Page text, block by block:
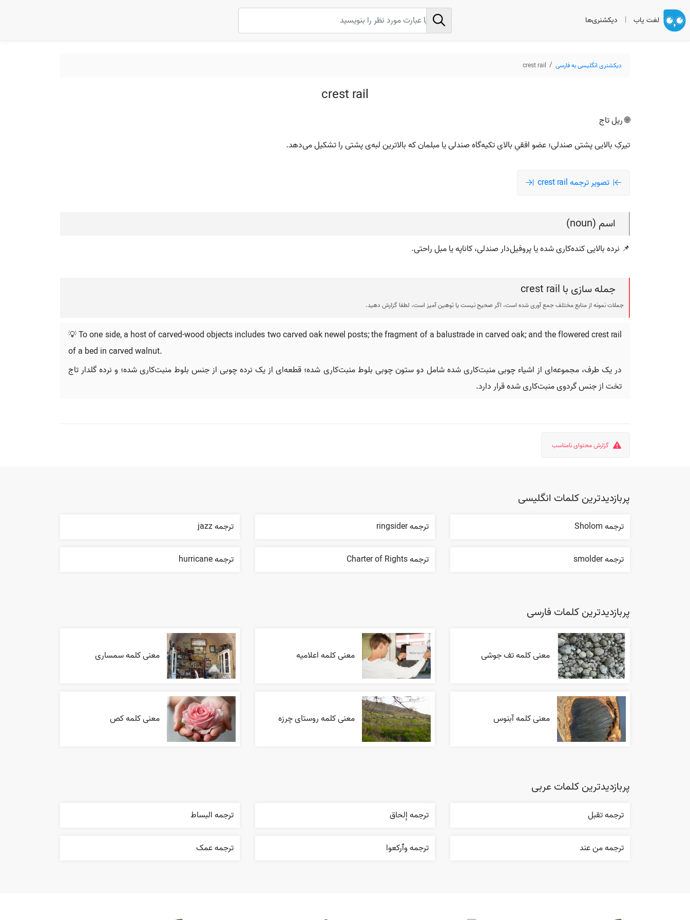
لغت یاب | دیکشنری‌ها
دیکشنری انگلیسی به فارسی crest rail
crest rail
🌐 ریل تاج
تیرکِ بالایی پشتی صندلی؛ عضو افقیِ بالای تکیه‌گاه صندلی یا مبلمان که بالاترین لبه‌ی پشتی را تشکیل می‌دهد.
تصویر ترجمه crest rail
اسم (noun)
📌 نرده بالایی کنده‌کاری شده یا پروفیل‌دار صندلی، کاناپه یا مبل راحتی.
جمله سازی با crest rail
جملات نمونه از منابع مختلف جمع آوری شده است، اگر صحیح نیست یا توهین آمیز است، لطفا گزارش دهید.
💡 To one side, a host of carved-wood objects includes two carved oak newel posts; the fragment of a balustrade in carved oak; and the flowered crest rail
of a bed in carved walnut.
در یک طرف، مجموعه‌ای از اشیاء چوبی منبت‌کاری شده شامل دو ستون چوبی بلوط منبت‌کاری شده؛ قطعه‌ای از یک نرده چوبی از جنس بلوط منبت‌کاری شده؛ و نرده گلدار تاج
تخت از جنس گردوی منبت‌کاری شده قرار دارد.
گزارش محتوای نامناسب
پربازدیدترین کلمات انگلیسی
ترجمه Sholom ترجمه ringsider ترجمه jazz
ترجمه smolder ترجمه Charter of Rights ترجمه hurricane
پربازدیدترین کلمات فارسی
معنی کلمه تف جوشی معنی کلمه اعلاميه معنی کلمه سمساری
معنی کلمه آبنوس معنی کلمه روستای چرزه معنی کلمه کص
پربازدیدترین کلمات عربی
ترجمه تقبل ترجمه إلحاق ترجمه البساط
ترجمه من عند ترجمه وٱرکعوا ترجمه عمک